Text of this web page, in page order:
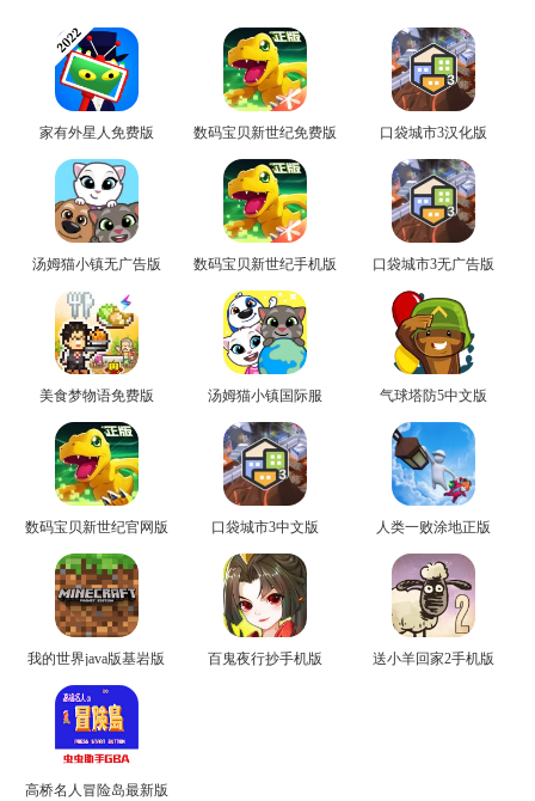
家有外星人免费版 数码宝贝新世纪免费版 口袋城市3汉化版
汤姆猫小镇无广告版 数码宝贝新世纪手机版 口袋城市3无广告版
美食梦物语免费版 汤姆猫小镇国际服 气球塔防5中文版
数码宝贝新世纪官网版 口袋城市3中文版 人类一败涂地正版
我的世界java版基岩版 百鬼夜行抄手机版 送小羊回家2手机版
高桥名人冒险岛最新版